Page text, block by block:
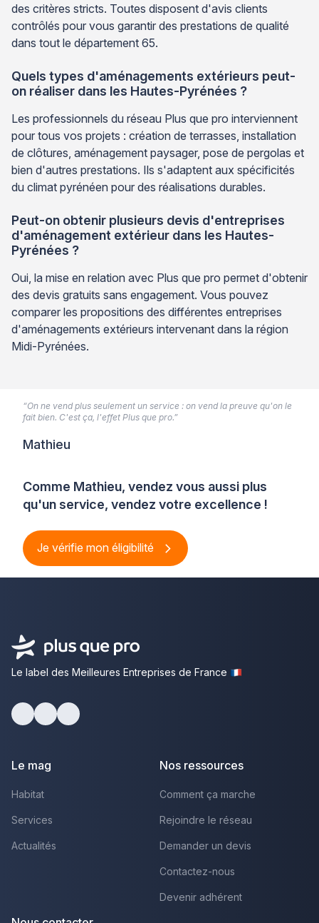
des critères stricts. Toutes disposent d'avis clients
contrôlés pour vous garantir des prestations de qualité
dans tout le département 65.
Quels types d'aménagements extérieurs peut-
on réaliser dans les Hautes-Pyrénées ?
Les professionnels du réseau Plus que pro interviennent
pour tous vos projets : création de terrasses, installation
de clôtures, aménagement paysager, pose de pergolas et
bien d'autres prestations. Ils s'adaptent aux spécificités
du climat pyrénéen pour des réalisations durables.
Peut-on obtenir plusieurs devis d'entreprises
d'aménagement extérieur dans les Hautes-
Pyrénées ?
Oui, la mise en relation avec Plus que pro permet d'obtenir
des devis gratuits sans engagement. Vous pouvez
comparer les propositions des différentes entreprises
d'aménagements extérieurs intervenant dans la région
Midi-Pyrénées.
Comme Mathieu, vendez vous aussi plus
qu'un service, vendez votre excellence !
Je vérifie mon éligibilité
“On ne vend plus seulement un service : on vend la preuve qu'on le
fait bien. C'est ça, l'effet Plus que pro.”
Mathieu
Le label des Meilleures Entreprises de France
Le mag
Habitat
Services
Actualités
Nos ressources
Comment ça marche
Rejoindre le réseau
Demander un devis
Contactez-nous
Devenir adhérent